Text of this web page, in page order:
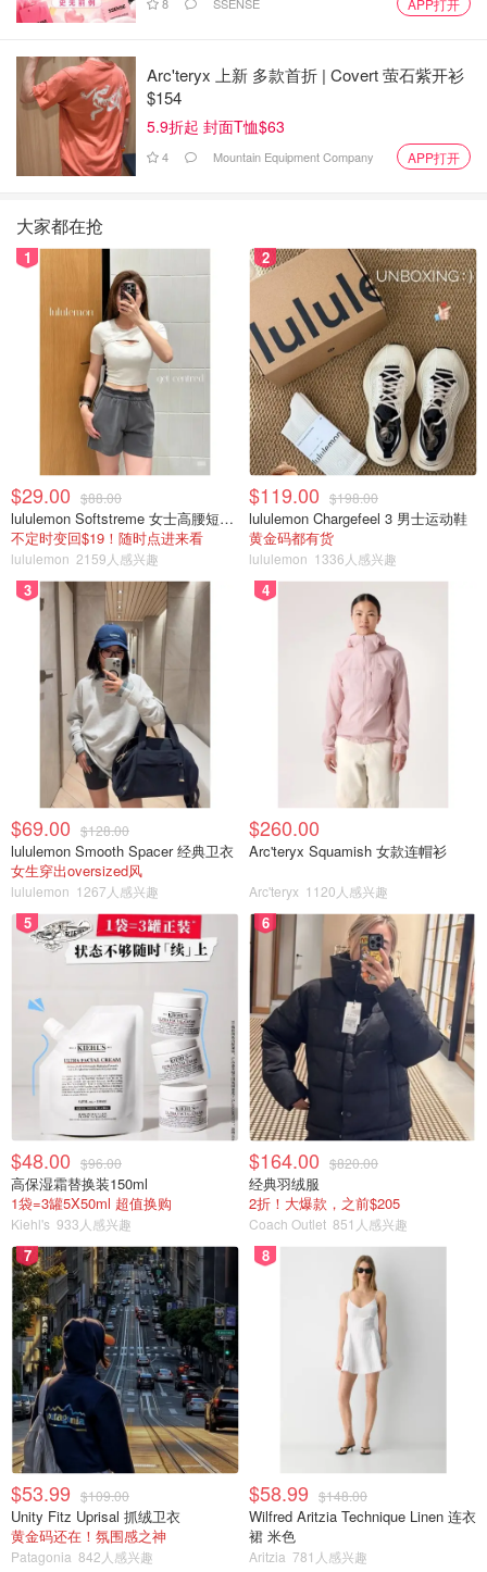
APP打开
Arc'teryx 上新 多款首折 | Covert 萤石紫开衫
$154
5.9折起 封面T恤$63
4 Mountain Equipment Company APP打开
大家都在抢
1
$29.00 $88.00
lululemon Softstreme 女士高腰短裤 10cm
不定时变回$19！随时点进来看
lululemon 2159人感兴趣
2
$119.00 $198.00
lululemon Chargefeel 3 男士运动鞋
黄金码都有货
lululemon 1336人感兴趣
3
$69.00 $128.00
lululemon Smooth Spacer 经典卫衣
女生穿出oversized风
lululemon 1267人感兴趣
4
$260.00
Arc'teryx Squamish 女款连帽衫
Arc'teryx 1120人感兴趣
5
$48.00 $96.00
高保湿霜替换装150ml
1袋=3罐5X50ml 超值换购
Kiehl's 933人感兴趣
6
$164.00 $820.00
经典羽绒服
2折！大爆款，之前$205
Coach Outlet 851人感兴趣
7
$53.99 $109.00
Unity Fitz Uprisal 抓绒卫衣
黄金码还在！氛围感之神
Patagonia 842人感兴趣
8
$58.99 $148.00
Wilfred Aritzia Technique Linen 连衣
裙 米色
Aritzia 781人感兴趣